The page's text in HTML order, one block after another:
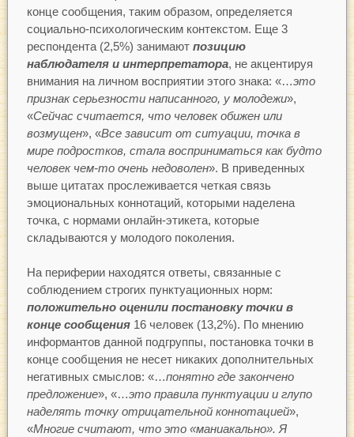
конце сообщения, таким образом, определяется
социально-психологическим контекстом. Еще 3
респондента (2,5%) занимают позицию
наблюдателя и интерпретатора, не акцентируя
внимания на личном восприятии этого знака: «…это
признак серьезности написанного, у молодежи»,
«Сейчас считается, что человек обижен или
возмущен», «Все зависит от ситуации, точка в
мире подростков, стала восприниматься как будто
человек чем-то очень недоволен». В приведенных
выше цитатах прослеживается четкая связь
эмоциональных коннотаций, которыми наделена
точка, с нормами онлайн-этикета, которые
складываются у молодого поколения.
На периферии находятся ответы, связанные с
соблюдением строгих пунктуационных норм:
положительно оценили постановку точки в
конце сообщения16 человек (13,2%). По мнению
информантов данной подгруппы, постановка точки в
конце сообщения не несет никаких дополнительных
негативных смыслов: «…понятно где закончено
предложение», «…это правила пунктуации и глупо
наделять точку отрицательной коннотацией»,
«Многие считают, что это «маниакально». Я